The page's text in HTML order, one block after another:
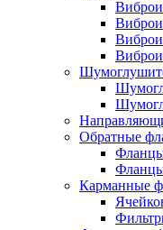
Обратные
Карманные